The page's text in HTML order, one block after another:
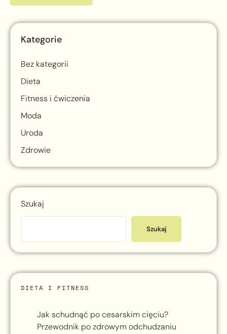
Kategorie
Bez kategorii
Dieta
Fitness i ćwiczenia
Moda
Uroda
Zdrowie
Szukaj
Szukaj
DIETA I FITNESS
Jak schudnąć po cesarskim cięciu?
Przewodnik po zdrowym odchudzaniu